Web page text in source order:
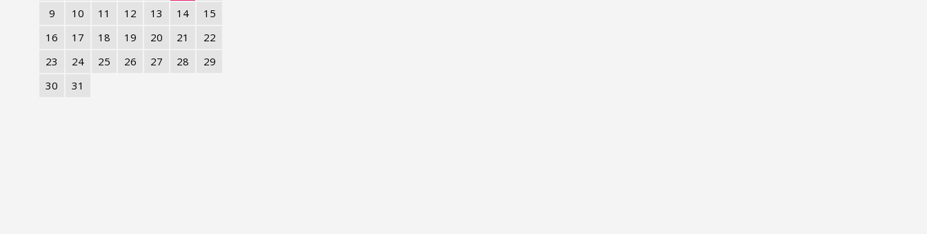
9
10 11 12 13 14
15
16
17 18 19 20 21
22
23
24 25 26 27 28
29
30
31